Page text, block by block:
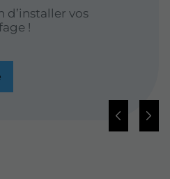
d’installer vos
!